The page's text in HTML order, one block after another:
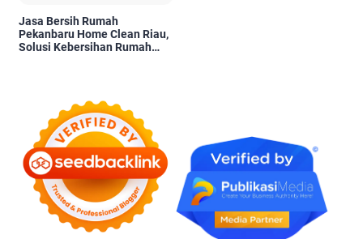
Jasa Bersih Rumah
Pekanbaru Home Clean Riau,
Solusi Kebersihan Rumah